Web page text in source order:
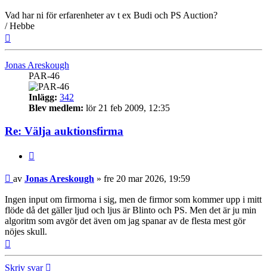
Vad har ni för erfarenheter av t ex Budi och PS Auction?
/ Hebbe
Jonas Areskough
PAR-46
Inlägg: 342
Blev medlem: lör 21 feb 2009, 12:35
Re: Välja auktionsfirma
Inlägg
av Jonas Areskough » fre 20 mar 2026, 19:59
Ingen input om firmorna i sig, men de firmor som kommer upp i mitt
flöde då det gäller ljud och ljus är Blinto och PS. Men det är ju min
algoritm som avgör det även om jag spanar av de flesta mest gör
nöjes skull.
Skriv svar